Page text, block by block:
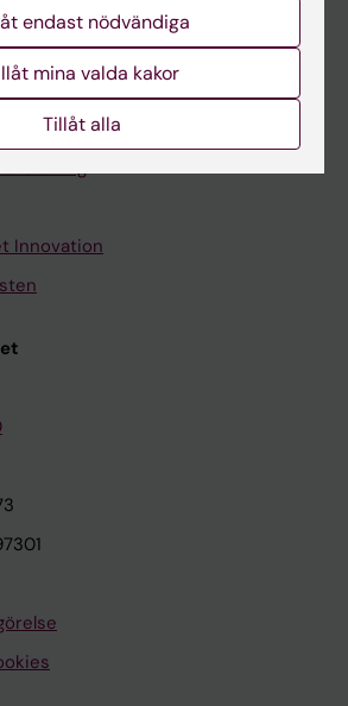
Innovation
endast nödvändiga
mina valda kakor
Tillåt alla